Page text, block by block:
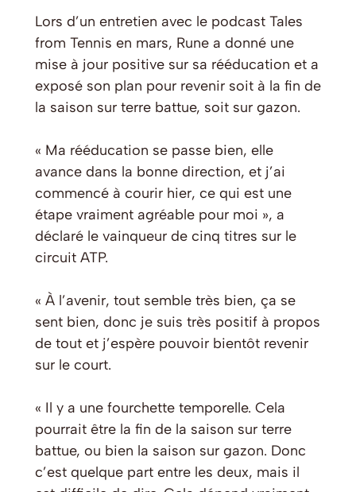
Lors d’un entretien avec le podcast Tales
from Tennis en mars, Rune a donné une
mise à jour positive sur sa rééducation et a
exposé son plan pour revenir soit à la fin de
la saison sur terre battue, soit sur gazon.
« Ma rééducation se passe bien, elle
avance dans la bonne direction, et j’ai
commencé à courir hier, ce qui est une
étape vraiment agréable pour moi », a
déclaré le vainqueur de cinq titres sur le
circuit ATP.
« À l’avenir, tout semble très bien, ça se
sent bien, donc je suis très positif à propos
de tout et j’espère pouvoir bientôt revenir
sur le court.
« Il y a une fourchette temporelle. Cela
pourrait être la fin de la saison sur terre
battue, ou bien la saison sur gazon. Donc
c’est quelque part entre les deux, mais il